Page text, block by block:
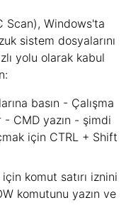
Scan), Windows'ta
sistem dosyalarını
yolu olarak kabul
basın - Çalışma
- CMD yazın - şimdi
için CTRL + Shift
komut satırı iznini
komutunu yazın ve